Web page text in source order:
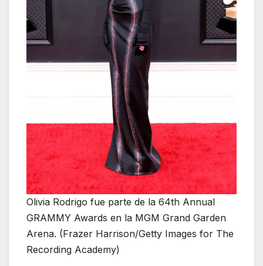
Olivia Rodrigo fue parte de la 64th Annual
GRAMMY Awards en la MGM Grand Garden
Arena. (Frazer Harrison/Getty Images for The
Recording Academy)